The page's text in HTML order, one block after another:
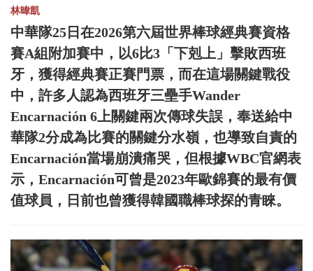
林暐凱
中華隊25日在2026第六屆世界棒球經典賽資格
賽A組附加賽中，以6比3「下剋上」擊敗西班
牙，獲得經典賽正賽門票，而在這場關鍵戰役
中，許多人認為西班牙三壘手Wander
Encarnación 6上關鍵兩次傳球失誤，奉送給中
華隊2分成為比賽的關鍵分水嶺，也導致自責的
Encarnación當場崩潰痛哭，但根據WBC官網表
示，Encarnación可曾是2023年歐錦賽的最有價
值球員，日前也曾獲得韓國職棒球探的青睞。